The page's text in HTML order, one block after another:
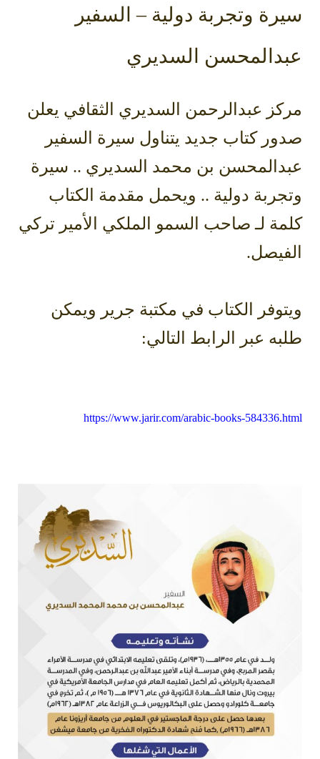
سيرة وتجربة دولية – السفير
عبدالمحسن السديري
مركز عبدالرحمن السديري الثقافي يعلن
صدور كتاب جديد يتناول سيرة السفير
عبدالمحسن بن محمد السديري .. سيرة
وتجربة دولية .. ويحمل مقدمة الكتاب
كلمة لـ صاحب السمو الملكي الأمير تركي
الفيصل.
ويتوفر الكتاب في مكتبة جرير ويمكن
طلبه عبر الرابط التالي:
https://www.jarir.com/arabic-books-584336.html